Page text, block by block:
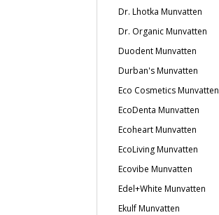
Dr. Lhotka Munvatten
Dr. Organic Munvatten
Duodent Munvatten
Durban's Munvatten
Eco Cosmetics Munvatten
EcoDenta Munvatten
Ecoheart Munvatten
EcoLiving Munvatten
Ecovibe Munvatten
Edel+White Munvatten
Ekulf Munvatten